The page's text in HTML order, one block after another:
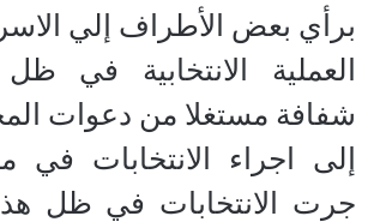
برأي بعض الأطراف إلي
العملية الانتخابية في
شفافة مستغلا من دعوات
إلى اجراء الانتخابات في
جرت الانتخابات في ظل